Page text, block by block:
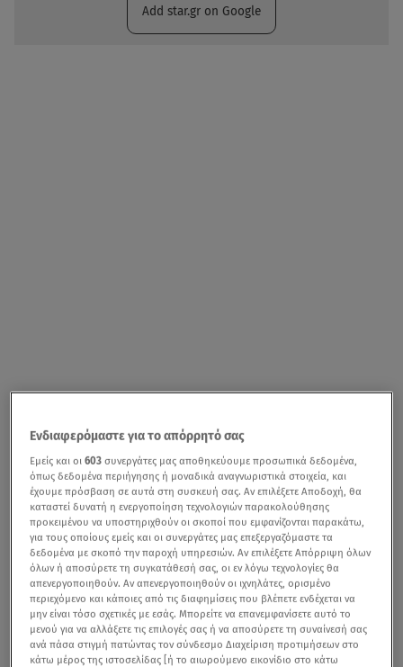
Add star.gr on Google
Ενδιαφερόμαστε για το απόρρητό σας
Εμείς και οι603 συνεργάτες μας αποθηκεύουμε προσωπικά δεδομένα,
όπως δεδομένα περιήγησης ή μοναδικά αναγνωριστικά στοιχεία, και
έχουμε πρόσβαση σε αυτά στη συσκευή σας. Αν επιλέξετε Αποδοχή, θα
καταστεί δυνατή η ενεργοποίηση τεχνολογιών παρακολούθησης
προκειμένου να υποστηριχθούν οι σκοποί που εμφανίζονται παρακάτω,
για τους οποίους εμείς και οι συνεργάτες μας επεξεργαζόμαστε τα
δεδομένα με σκοπό την παροχή υπηρεσιών. Αν επιλέξετε Απόρριψη όλων
όλων ή αποσύρετε τη συγκατάθεσή σας, οι εν λόγω τεχνολογίες θα
απενεργοποιηθούν. Αν απενεργοποιηθούν οι ιχνηλάτες, ορισμένο
περιεχόμενο και κάποιες από τις διαφημίσεις που βλέπετε ενδέχεται να
μην είναι τόσο σχετικές με εσάς. Μπορείτε να επανεμφανίσετε αυτό το
μενού για να αλλάξετε τις επιλογές σας ή να αποσύρετε τη συναίνεσή σας
ανά πάσα στιγμή πατώντας τον σύνδεσμο Διαχείριση προτιμήσεων στο
κάτω μέρος της ιστοσελίδας [ή το αιωρούμενο εικονίδιο στο κάτω